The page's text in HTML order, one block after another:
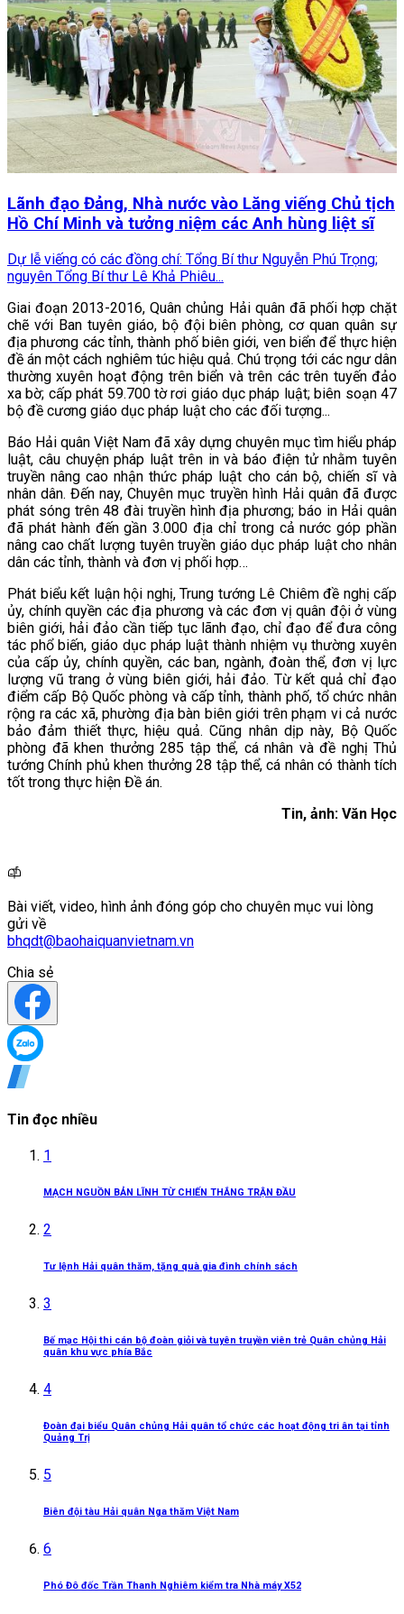
Lãnh đạo Đảng, Nhà nước vào Lăng viếng Chủ tịch
Hồ Chí Minh và tưởng niệm các Anh hùng liệt sĩ
Dự lễ viếng có các đồng chí: Tổng Bí thư Nguyễn Phú Trọng;
nguyên Tổng Bí thư Lê Khả Phiêu...
Giai đoạn 2013-2016, Quân chủng Hải quân đã phối hợp chặt
chẽ với Ban tuyên giáo, bộ đội biên phòng, cơ quan quân sự
địa phương các tỉnh, thành phố biên giới, ven biển để thực hiện
đề án một cách nghiêm túc hiệu quả. Chú trọng tới các ngư dân
thường xuyên hoạt động trên biển và trên các trên tuyến đảo
xa bờ; cấp phát 59.700 tờ rơi giáo dục pháp luật; biên soạn 47
bộ đề cương giáo dục pháp luật cho các đối tượng...
Báo Hải quân Việt Nam đã xây dựng chuyên mục tìm hiểu pháp
luật, câu chuyện pháp luật trên in và báo điện tử nhằm tuyên
truyền nâng cao nhận thức pháp luật cho cán bộ, chiến sĩ và
nhân dân. Đến nay, Chuyên mục truyền hình Hải quân đã được
phát sóng trên 48 đài truyền hình địa phương; báo in Hải quân
đã phát hành đến gần 3.000 địa chỉ trong cả nước góp phần
nâng cao chất lượng tuyên truyền giáo dục pháp luật cho nhân
dân các tỉnh, thành và đơn vị phối hợp…
Phát biểu kết luận hội nghị, Trung tướng Lê Chiêm đề nghị cấp
ủy, chính quyền các địa phương và các đơn vị quân đội ở vùng
biên giới, hải đảo cần tiếp tục lãnh đạo, chỉ đạo để đưa công
tác phổ biến, giáo dục pháp luật thành nhiệm vụ thường xuyên
của cấp ủy, chính quyền, các ban, ngành, đoàn thể, đơn vị lực
lượng vũ trang ở vùng biên giới, hải đảo. Từ kết quả chỉ đạo
điểm cấp Bộ Quốc phòng và cấp tỉnh, thành phố, tổ chức nhân
rộng ra các xã, phường địa bàn biên giới trên phạm vi cả nước
bảo đảm thiết thực, hiệu quả. Cũng nhân dịp này, Bộ Quốc
phòng đã khen thưởng 285 tập thể, cá nhân và đề nghị Thủ
tướng Chính phủ khen thưởng 28 tập thể, cá nhân có thành tích
tốt trong thực hiện Đề án.
Tin, ảnh: Văn Học
Bài viết, video, hình ảnh đóng góp cho chuyên mục vui lòng
gửi về
bhqdt@baohaiquanvietnam.vn
Chia sẻ
Tin đọc nhiều
1
MẠCH NGUỒN BẢN LĨNH TỪ CHIẾN THẮNG TRẬN ĐẦU
2
Tư lệnh Hải quân thăm, tặng quà gia đình chính sách
3
Bế mạc Hội thi cán bộ đoàn giỏi và tuyên truyền viên trẻ Quân chủng Hải
quân khu vực phía Bắc
4
Đoàn đại biểu Quân chủng Hải quân tổ chức các hoạt động tri ân tại tỉnh
Quảng Trị
5
Biên đội tàu Hải quân Nga thăm Việt Nam
6
Phó Đô đốc Trần Thanh Nghiêm kiểm tra Nhà máy X52